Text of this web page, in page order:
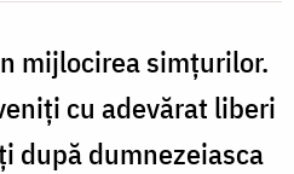
mijlocirea simţurilor.
cu adevărat liberi
după dumnezeiasca